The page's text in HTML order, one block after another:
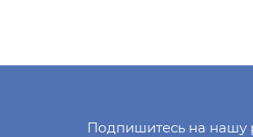
Подпишитесь на нашу